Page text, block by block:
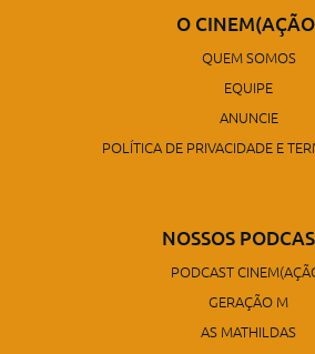
O
QUEM SOMOS
EQUIPE
ANUNCIE
POLÍTICA DE PRIVACIDADE E
NOSSOS
PODCAST
GERAÇÃO M
AS MATHILDAS